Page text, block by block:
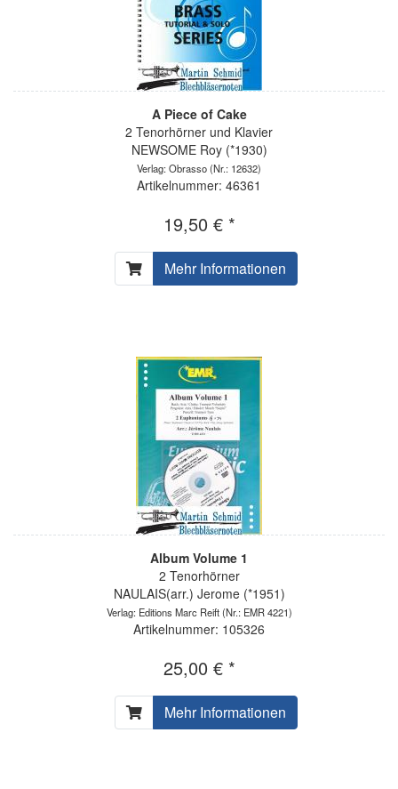
A Piece of Cake
2 Tenorhörner und Klavier
NEWSOME Roy (*1930)
Verlag: Obrasso(Nr.: 12632)
Artikelnummer: 46361
19,50 € *
Mehr Informationen
Album Volume 1
2 Tenorhörner
NAULAIS(arr.) Jerome (*1951)
Verlag: Editions Marc Reift(Nr.: EMR 4221)
Artikelnummer: 105326
25,00 € *
Mehr Informationen